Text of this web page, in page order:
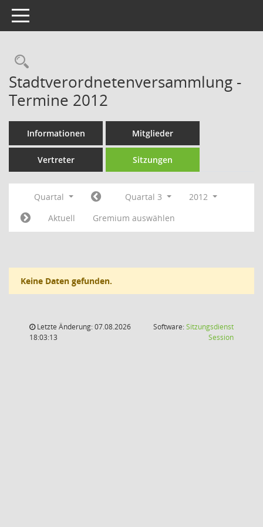
Toggle navigation
Rechercheauswahl
Stadtverordnetenversammlung -
Termine 2012
Informationen Mitglieder
Vertreter Sitzungen
Quartal Quartal 3
2012
Aktuell
Gremium auswählen
Keine Daten gefunden.
Letzte Änderung: 07.08.2026
18:03:13
Software:Sitzungsdienst
Session(Wird in